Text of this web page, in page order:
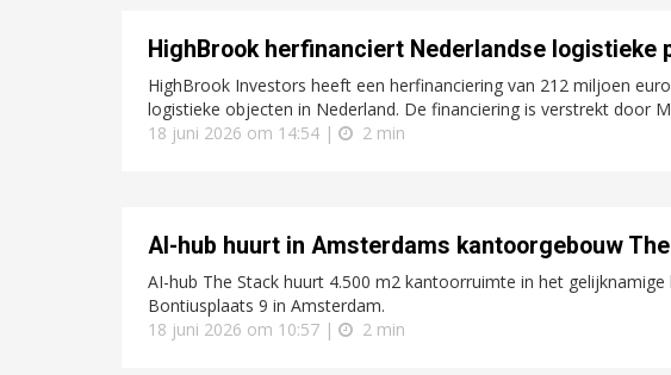
HighBrook herfinanciert Nederlandse logistieke
HighBrook Investors heeft een herfinanciering van 212 miljoen
logistieke objecten in Nederland. De financiering is verstrekt door
18 juni 2026 om 14:54 |
2 min
AI-hub huurt in Amsterdams kantoorgebouw
AI-hub The Stack huurt 4.500 m2 kantoorruimte in het
Bontiusplaats 9 in Amsterdam.
18 juni 2026 om 10:57 |
2 min